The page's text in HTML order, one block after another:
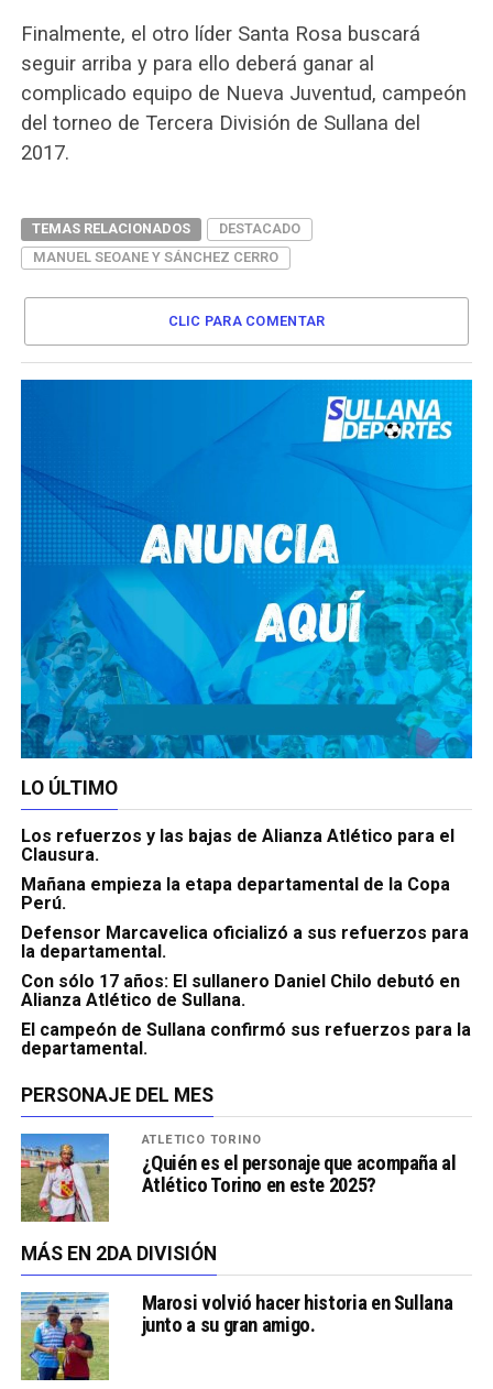
Finalmente, el otro líder Santa Rosa buscará
seguir arriba y para ello deberá ganar al
complicado equipo de Nueva Juventud, campeón
del torneo de Tercera División de Sullana del
2017.
TEMAS RELACIONADOS
DESTACADO
MANUEL SEOANE Y SÁNCHEZ CERRO
CLIC PARA COMENTAR
LO ÚLTIMO
Los refuerzos y las bajas de Alianza Atlético para el
Clausura.
Mañana empieza la etapa departamental de la Copa
Perú.
Defensor Marcavelica oficializó a sus refuerzos para
la departamental.
Con sólo 17 años: El sullanero Daniel Chilo debutó en
Alianza Atlético de Sullana.
El campeón de Sullana confirmó sus refuerzos para la
departamental.
PERSONAJE DEL MES
ATLÉTICO TORINO
¿Quién es el personaje que acompaña al
Atlético Torino en este 2025?
MÁS EN 2DA DIVISIÓN
Marosi volvió hacer historia en Sullana
junto a su gran amigo.